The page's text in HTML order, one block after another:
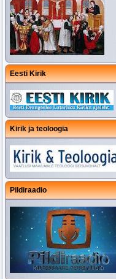
Eesti Kirik
Kirik ja teoloogia
Pildiraadio